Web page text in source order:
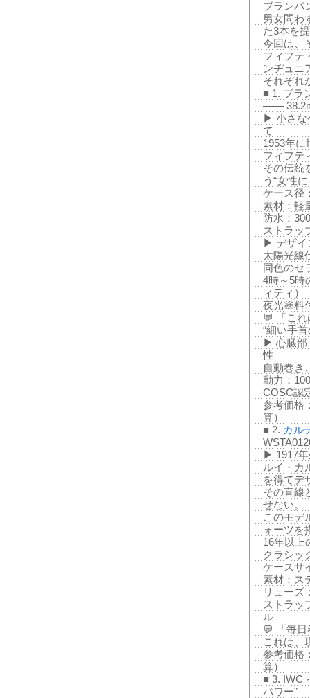
ブランパ
男女問わ
た3本を
今回は
フィフテ
ンヂュ
それぞれ
■ 1. ブラ
——
▶ 小さな
て
1953年に
フィフテ
その伝統
う“女性
ケース径
素材：軽
防水：
ストラッ
▶ デザイ
太陽光線
同色のセ
4時～5時
ィティ）
夜光塗料
💬 「これ
“細い手
▶ 心臓部
性
自動巻き
動力：
COSC認
参考価格
算）
■ 2. カル
▶ 1917年
ルイ・カ
を得てデ
その直線
せない。
このモデ
ォーツを
16年以上
クラシッ
ケースサ
素材：ス
リューズ
ストラッ
ル
💬 「毎
これは、
参考価格
算）
■ 3. IWC
パワー”